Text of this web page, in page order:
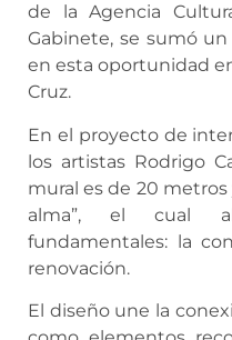
de la Agencia
Gabinete, se sumó
en esta oportunidad
Cruz.
En el proyecto de
los artistas Rodrigo
mural es de 20 metros
alma”, el cual
fundamentales: la
renovación.
El diseño une la